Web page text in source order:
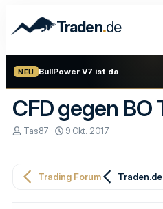
Traden.de
NEU BullPower V7 ist da
CFD gegen BO
E
e
Tas87
E
e
9 Okt. 2017
Trading Forum